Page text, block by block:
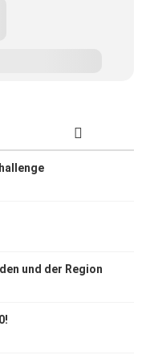
und der Region